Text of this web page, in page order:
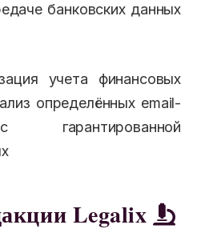
банковских данных
учета финансовых
определённых email-
Legalix